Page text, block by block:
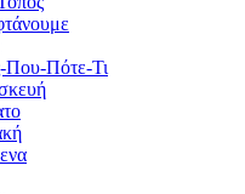
Που-Πότε-Τι